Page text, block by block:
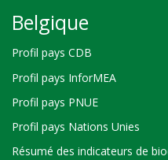
Belgique
Profil pays CDB
Profil pays InforMEA
Profil pays PNUE
Profil pays Nations Unies
Résumé des indicateurs de